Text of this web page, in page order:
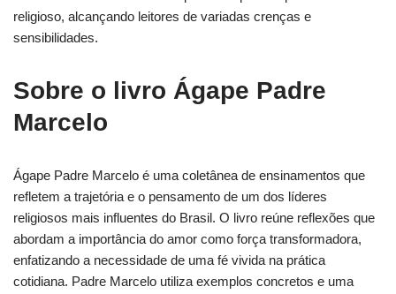
religioso, alcançando leitores de variadas crenças e
sensibilidades.
Sobre o livro Ágape Padre
Marcelo
Ágape Padre Marcelo é uma coletânea de ensinamentos que
refletem a trajetória e o pensamento de um dos líderes
religiosos mais influentes do Brasil. O livro reúne reflexões que
abordam a importância do amor como força transformadora,
enfatizando a necessidade de uma fé vivida na prática
cotidiana. Padre Marcelo utiliza exemplos concretos e uma